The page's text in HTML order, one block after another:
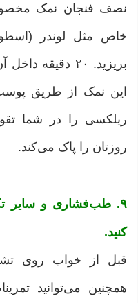
نصف فنجان نمک
خاص مثل لوندر
بریزید. ۲۰
این نمک از طریق
ریلکسی را در شما
روزتان را پاک می‌کند.
۹. طب‌فشاری و سایر
کنید.
قبل از خواب روی
همچنین می‌توانید